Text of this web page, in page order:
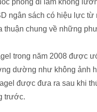
phòng đi làm không
ngân sách có hiệu lực
thuận chung về những
trong năm 2008 được
dường như không ảnh
được đưa ra sau khi
trước.